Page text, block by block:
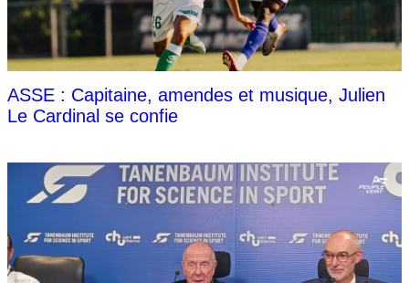
ASSE : Capitaine, amendes et musique, Julien
Le Cardinal se confie